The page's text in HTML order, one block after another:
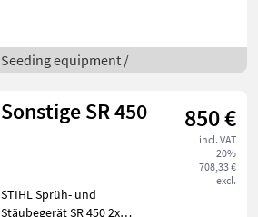
Seeding equipment /
Sonstige SR 450 850 €
incl. VAT
20%
708,33 €
excl.
STIHL Sprüh- und
Stäubegerät SR 450 2x